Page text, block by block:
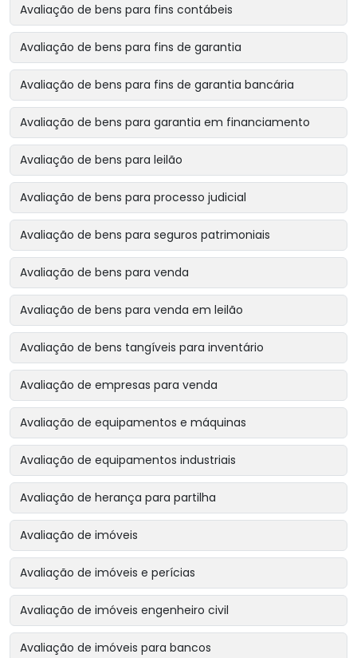
Avaliação de bens para fins contábeis
Avaliação de bens para fins de garantia
Avaliação de bens para fins de garantia bancária
Avaliação de bens para garantia em financiamento
Avaliação de bens para leilão
Avaliação de bens para processo judicial
Avaliação de bens para seguros patrimoniais
Avaliação de bens para venda
Avaliação de bens para venda em leilão
Avaliação de bens tangíveis para inventário
Avaliação de empresas para venda
Avaliação de equipamentos e máquinas
Avaliação de equipamentos industriais
Avaliação de herança para partilha
Avaliação de imóveis
Avaliação de imóveis e perícias
Avaliação de imóveis engenheiro civil
Avaliação de imóveis para bancos